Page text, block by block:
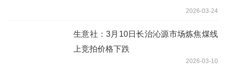
2026-03-24
生意社：3月10日长治沁源市场炼焦煤线
上竞拍价格下跌
2026-03-10